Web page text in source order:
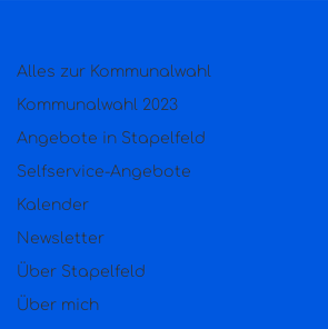
Alles zur Kommunalwahl
Kommunalwahl 2023
Angebote in Stapelfeld
Selfservice-Angebote
Kalender
Newsletter
Über Stapelfeld
Über mich